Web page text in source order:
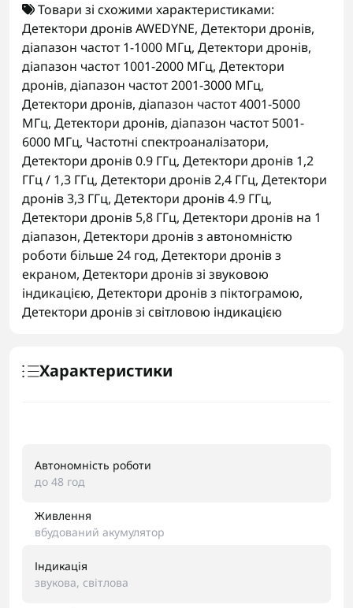
Товари зі схожими характеристиками:
Детектори дронів AWEDYNE, Детектори дронів,
діапазон частот 1-1000 МГц, Детектори дронів,
діапазон частот 1001-2000 МГц, Детектори
дронів, діапазон частот 2001-3000 МГц,
Детектори дронів, діапазон частот 4001-5000
МГц, Детектори дронів, діапазон частот 5001-
6000 МГц, Частотні спектроаналізатори,
Детектори дронів 0.9 ГГц, Детектори дронів 1,2
ГГц / 1,3 ГГц, Детектори дронів 2,4 ГГц, Детектори
дронів 3,3 ГГц, Детектори дронів 4.9 ГГц,
Детектори дронів 5,8 ГГц, Детектори дронів на 1
діапазон, Детектори дронів з автономністю
роботи більше 24 год, Детектори дронів з
екраном, Детектори дронів зі звуковою
індикацією, Детектори дронів з піктограмою,
Детектори дронів зі світловою індикацією
Характеристики
Автономність роботи
до 48 год
Живлення
вбудований акумулятор
Індикація
звукова, світлова